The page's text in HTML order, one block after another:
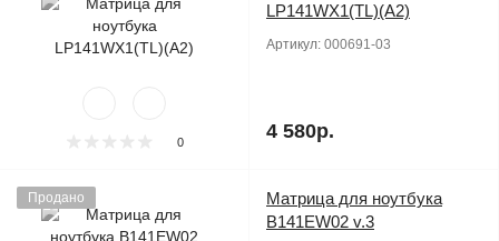
0
LP141WX1(TL)(A2)
Артикул: 000691-03
4 580р.
Продано
Матрица для ноутбука
B141EW02 v.3